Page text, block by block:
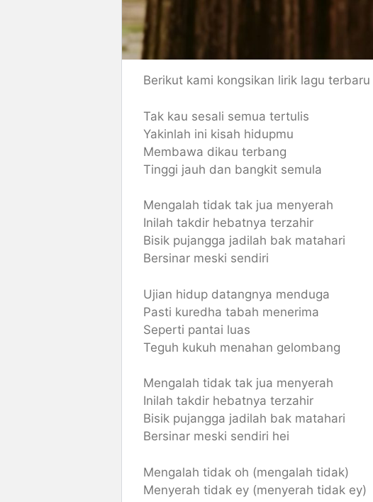
Berikut kami kongsikan lirik lagu
Tak kau sesali semua tertulis
Yakinlah ini kisah hidupmu
Membawa dikau terbang
Tinggi jauh dan bangkit semula
Mengalah tidak tak jua menyerah
Inilah takdir hebatnya terzahir
Bisik pujangga jadilah bak matahari
Bersinar meski sendiri
Ujian hidup datangnya menduga
Pasti kuredha tabah menerima
Seperti pantai luas
Teguh kukuh menahan gelombang
Mengalah tidak tak jua menyerah
Inilah takdir hebatnya terzahir
Bisik pujangga jadilah bak matahari
Bersinar meski sendiri hei
Mengalah tidak oh (mengalah tidak)
Menyerah tidak ey (menyerah tidak ey)